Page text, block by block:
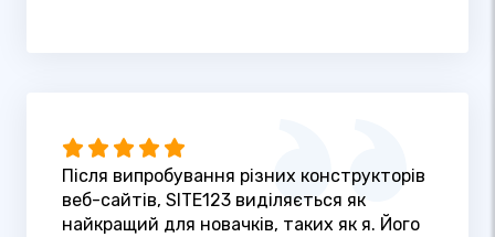
Після випробування різних конструкторів
веб-сайтів, SITE123 виділяється як
найкращий для новачків, таких як я. Його